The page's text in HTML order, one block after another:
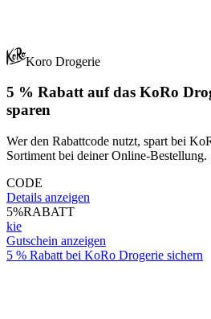
Koro Drogerie
5 % Rabatt auf das KoRo
sparen
Wer den Rabattcode nutzt, spart bei
Sortiment bei deiner Online-Bestellung.
CODE
Details anzeigen
5%RABATT
kie
Gutschein anzeigen
5 % Rabatt bei KoRo Drogerie sichern